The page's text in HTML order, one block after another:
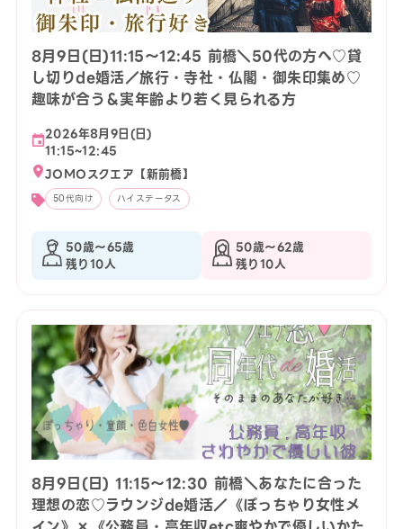
8月9日(日)11:15〜12:45 前橋＼50代の方へ♡貸
し切りde婚活／旅行・寺社・仏閣・御朱印集め♡
趣味が合う＆実年齢より若く見られる方
2026年8月9日(日)
11:15~12:45
JOMOスクエア【新前橋】
50代向け ハイステータス
50歳〜65歳
残り10人
50歳〜62歳
残り10人
8月9日(日) 11:15〜12:30 前橋＼あなたに合った
理想の恋♡ラウンジde婚活／《ぽっちゃり女性メ